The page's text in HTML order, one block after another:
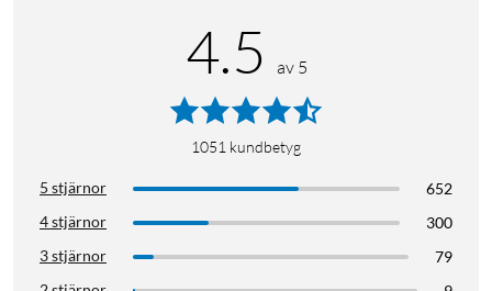
4.5 av 5
1051 kundbetyg
5 stjärnor
652
4 stjärnor
300
3 stjärnor
79